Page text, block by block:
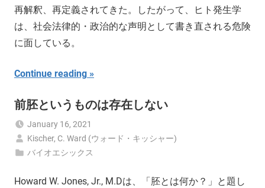
再解釈、再定義されてきた。したがって、ヒト発生学
は、社会法律的・政治的な声明として書き直される危険
に面している。
Continue reading
前胚というものは存在しない
January 16, 2021
Kischer, C. Ward (ウォード・キッシャー)
バイオエシックス
Howard W. Jones, Jr., M.Dは、「胚とは何か？」と題し